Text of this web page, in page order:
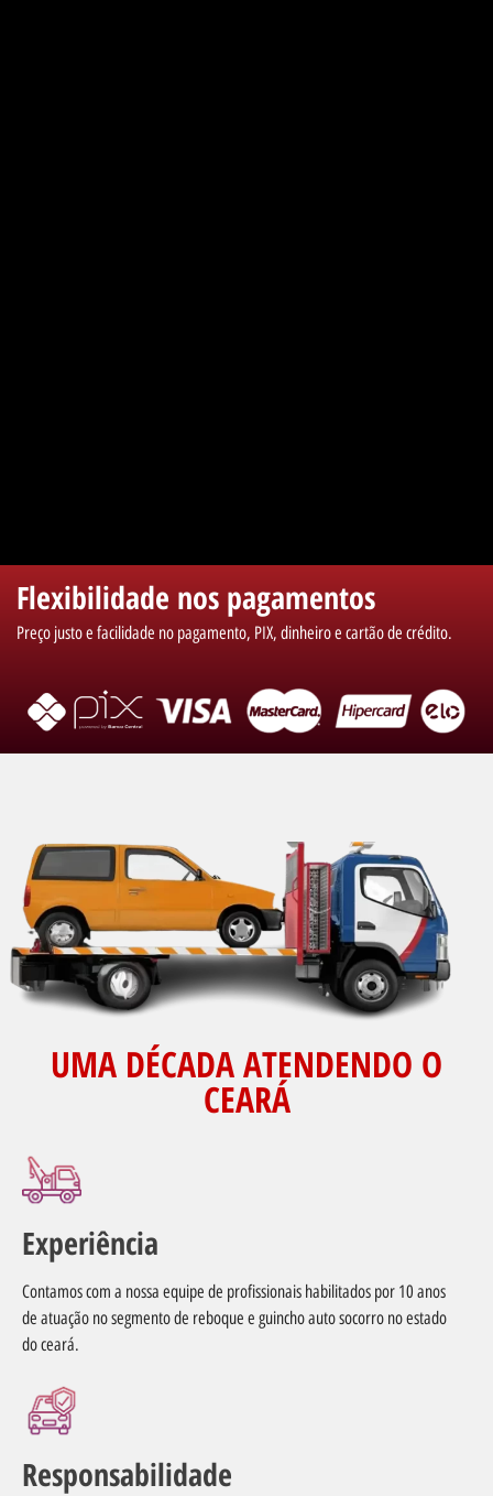
Flexibilidade nos pagamentos
Preço justo e facilidade no pagamento, PIX, dinheiro e cartão de crédito.
UMA DÉCADA ATENDENDO O
CEARÁ
Experiência
Contamos com a nossa equipe de profissionais habilitados por 10 anos
de atuação no segmento de reboque e guincho auto socorro no estado
do ceará.
Responsabilidade